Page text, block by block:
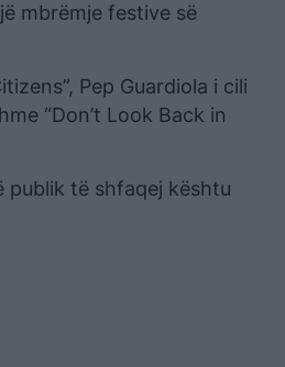
mbrëmje festive së
Pep Guardiola i cili
“Don’t Look Back in
publik të shfaqej kështu